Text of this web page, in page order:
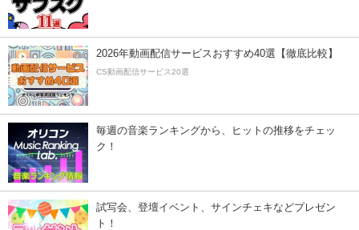
2026年動画配信サービスおすすめ40選【徹底比較】
CS動画配信サービス20選
毎週の音楽ランキングから、ヒットの推移をチェッ
ク！
試写会、登壇イベント、サインチェキなどプレゼン
ト！